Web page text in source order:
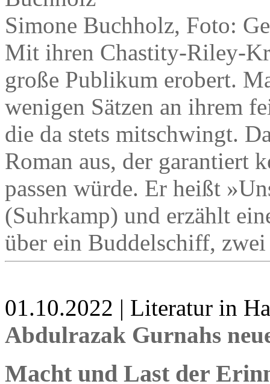
Simone Buchholz, Foto:
Mit ihren Chastity-Riley-
große Publikum erobert.
wenigen Sätzen an ihrem
die da stets mitschwingt.
Roman aus, der
passen würde. Er heißt
(Suhrkamp) und erzählt
über ein Buddelschiff,
01.10.2022 | Literatur in
Abdulrazak Gurnahs
Macht und Last der